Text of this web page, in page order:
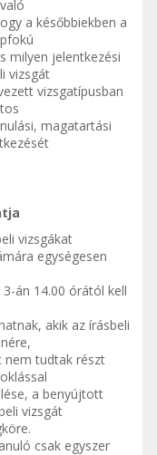
a későbbiekben a
milyen jelentkezési
vizsgát
vizsgatípusban
magatartási
vizsgákat
egységesen
án 14.00 órától kell
akik az írásbeli
nem tudtak részt
a benyújtott
vizsgát
csak egyszer